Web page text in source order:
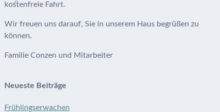
kostenfreie Fahrt.
Wir freuen uns darauf, Sie in unserem Haus begrüßen zu
können.
Familie Conzen und Mitarbeiter
Neueste Beiträge
Frühlingserwachen